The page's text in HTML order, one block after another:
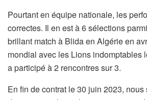
Pourtant en équipe nationale, les
correctes. Il en est à 6 sélections
brillant match à Blida en Algérie en
mondial avec les Lions indomptables
a participé à 2 rencontres sur 3.
En fin de contrat le 30 juin 2023,